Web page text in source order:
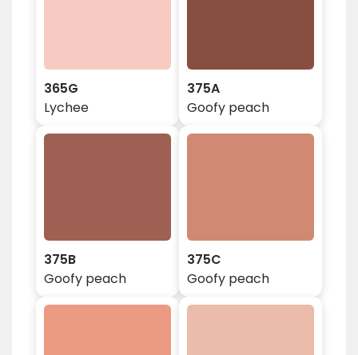
365G
Lychee
375A
Goofy peach
375B
Goofy peach
375C
Goofy peach